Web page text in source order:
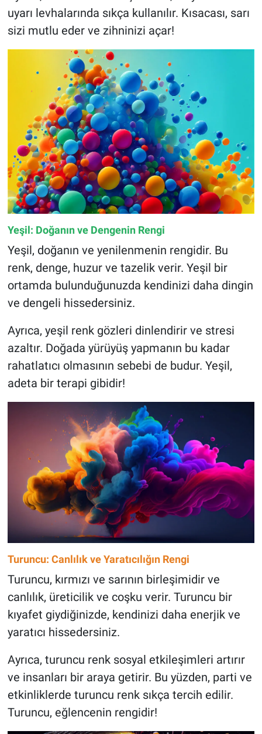
uyarı levhalarında sıkça kullanılır. Kısacası, sarı
sizi mutlu eder ve zihninizi açar!
Yeşil: Doğanın ve Dengenin Rengi
Yeşil, doğanın ve yenilenmenin rengidir. Bu
renk, denge, huzur ve tazelik verir. Yeşil bir
ortamda bulunduğunuzda kendinizi daha dingin
ve dengeli hissedersiniz.
Ayrıca, yeşil renk gözleri dinlendirir ve stresi
azaltır. Doğada yürüyüş yapmanın bu kadar
rahatlatıcı olmasının sebebi de budur. Yeşil,
adeta bir terapi gibidir!
Turuncu: Canlılık ve Yaratıcılığın Rengi
Turuncu, kırmızı ve sarının birleşimidir ve
canlılık, üreticilik ve coşku verir. Turuncu bir
kıyafet giydiğinizde, kendinizi daha enerjik ve
yaratıcı hissedersiniz.
Ayrıca, turuncu renk sosyal etkileşimleri artırır
ve insanları bir araya getirir. Bu yüzden, parti ve
etkinliklerde turuncu renk sıkça tercih edilir.
Turuncu, eğlencenin rengidir!